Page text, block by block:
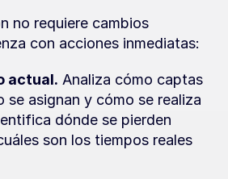
no requiere cambios
con acciones inmediatas:
actual. Analiza cómo captas
se asignan y cómo se realiza
dónde se pierden
son los tiempos reales